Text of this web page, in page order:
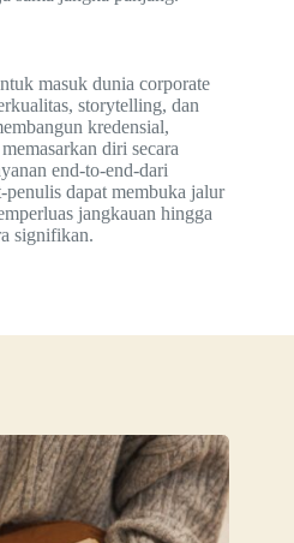
masuk dunia corporate
storytelling, dan
kredensial,
diri secara
end-to-end-dari
dapat membuka jalur
jangkauan hingga
signifikan.